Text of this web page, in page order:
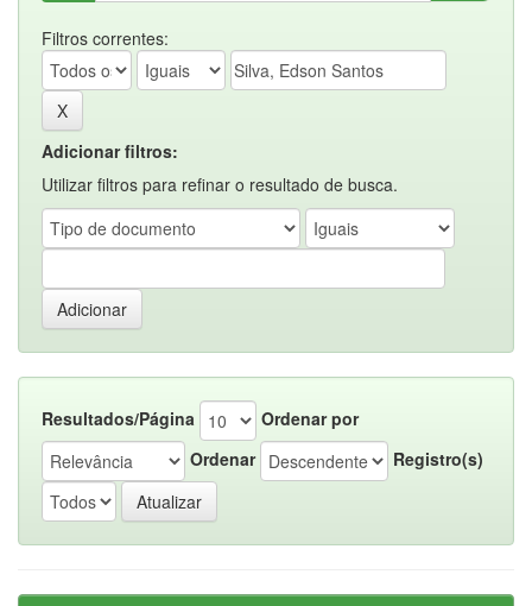
Filtros correntes:
Adicionar filtros:
Utilizar filtros para refinar o resultado de busca.
Resultados/Página
Ordenar por
Ordenar
Registro(s)